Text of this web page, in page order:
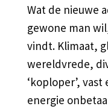
Wat de nieuwe
gewone man
vindt. Klimaat,
wereldvrede,
‘koploper’,
energie